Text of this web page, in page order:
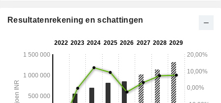
India.
Resultatenrekening en schattingen